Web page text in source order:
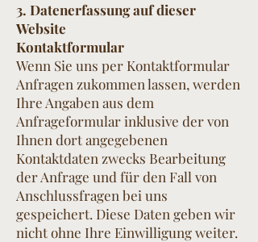
3. Datenerfassung auf dieser
Website
Kontaktformular
Wenn Sie uns per Kontaktformular
Anfragen zukommen lassen, werden
Ihre Angaben aus dem
Anfrageformular inklusive der von
Ihnen dort angegebenen
Kontaktdaten zwecks Bearbeitung
der Anfrage und für den Fall von
Anschlussfragen bei uns
gespeichert. Diese Daten geben wir
nicht ohne Ihre Einwilligung weiter.